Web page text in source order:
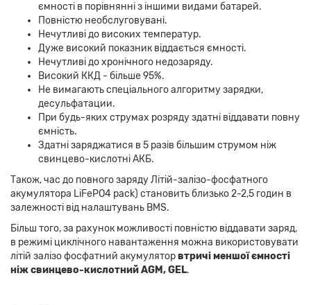
ємності в порівнянні з іншими видами батарей.
Повністю необслуговувані.
Нечутливі до високих температур.
Дуже високий показник віддається ємності.
Нечутливі до хронічного недозаряду.
Високий ККД - більше 95%.
Не вимагають спеціального алгоритму зарядки,
десульфатации.
При будь-яких струмах розряду здатні віддавати повну
ємність.
Здатні заряджатися в 5 разів більшим струмом ніж
свинцево-кислотні АКБ.
Також, час до повного заряду Літій-залізо-фосфатного
акумулятора LiFePO4 pack) становить близько 2-2,5 годин в
залежності від налаштувань BMS.
Більш того, за рахунок можливості повністю віддавати заряд,
в режимі циклічного навантаження можна використовувати
літій залізо фосфатний акумуляторвтричі меншої ємності
ніж свинцево-кислотний AGM, GEL.